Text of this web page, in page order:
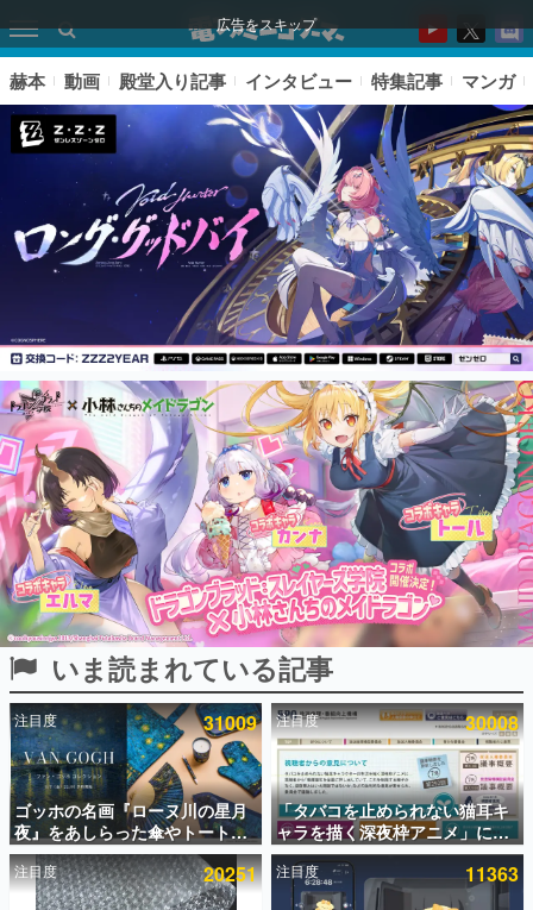
広告をスキップ
ピックアップ
電ファミのいま読まれている記事ランキング
アプリセール情報
インタビュー
連載・特集一覧
殿堂入り記事
SNS拡散数が数千以上！ ページビュー数万以上！ などな
ど。多くの人々に読まれた、電ファミ渾身の“殿堂入り”記
事をまとめました。
ゲームの企画書
名作ゲームクリエイターの方々に製作時のエピソードをお
聞きし、ヒットする企画（ゲーム）とは何か？を探ってい
きます。
赫本
この物語を解いてはいけない。『赫本』は、〈試験問題〉
の形をした短編ホラー小説集です。
赫本 動画 殿堂入り記事 インタビュー 特集記事 マンガ
いま読まれている記事
注目度 31009
ゴッホの名画『ローヌ川の星月
夜』をあしらった傘やトートバ
ッグなどが登場。8月7日21時よ
り2日間限定で予約販売
注目度 30008
「タバコを止められない猫耳キ
ャラを描く深夜枠アニメ」に視
聴者の一部から批判意見。違法
薬物の使用と思わしき描写も含
めて、BPOが議論を交わす
注目度 20251 注目度 11363